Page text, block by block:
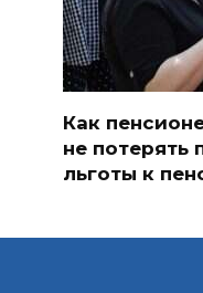
Как
не потерять
льготы к